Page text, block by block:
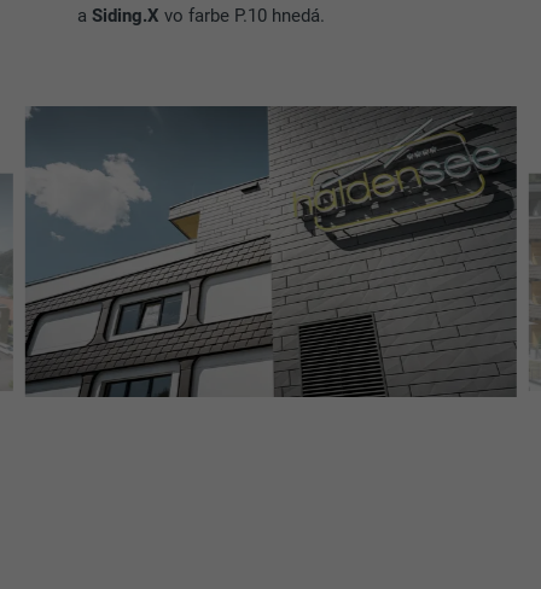
aSiding.X vo farbe P.10 hnedá.